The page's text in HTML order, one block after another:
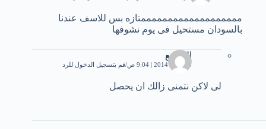
مممممممممممممممممممتازه بس للاسف عندنا
بالسودان مستحيل فى يوم نشوفها
الشفيع
13 يناير، 2014 | 9:04 ص قم بتسجيل الدخول للرد
لى لاكن نتمنى زالك ان يحصل